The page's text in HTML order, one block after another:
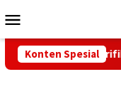
ke
kontenMobile
Konten Spesial
Rapat Pleno